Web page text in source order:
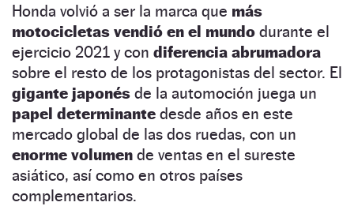
Honda volvió a ser la marca que más
motocicletas vendió en el mundo durante el
ejercicio 2021 y con diferencia abrumadora
sobre el resto de los protagonistas del sector. El
gigante japonés de la automoción juega un
papel determinante desde años en este
mercado global de las dos ruedas, con un
enorme volumen de ventas en el sureste
asiático, así como en otros países
complementarios.